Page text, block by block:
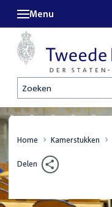
Zoeken
Menu
Home Kamerstukken
Delen